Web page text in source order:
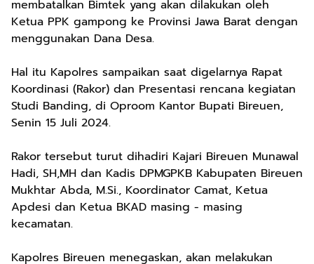
membatalkan Bimtek yang akan dilakukan oleh
Ketua PPK gampong ke Provinsi Jawa Barat dengan
menggunakan Dana Desa.
Hal itu Kapolres sampaikan saat digelarnya Rapat
Koordinasi (Rakor) dan Presentasi rencana kegiatan
Studi Banding, di Oproom Kantor Bupati Bireuen,
Senin 15 Juli 2024.
Rakor tersebut turut dihadiri Kajari Bireuen Munawal
Hadi, SH,MH dan Kadis DPMGPKB Kabupaten Bireuen
Mukhtar Abda, M.Si., Koordinator Camat, Ketua
Apdesi dan Ketua BKAD masing - masing
kecamatan.
Kapolres Bireuen menegaskan, akan melakukan